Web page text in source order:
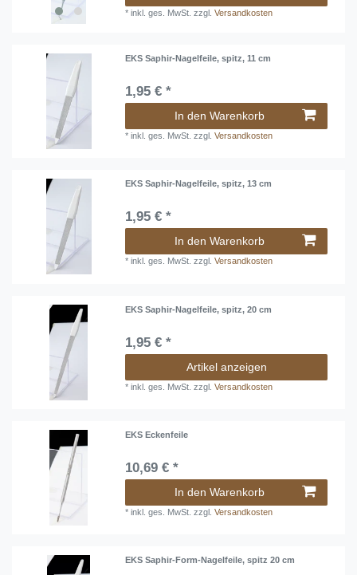
*inkl. ges. MwSt. zzgl.Versandkosten
EKS Saphir-Nagelfeile, spitz, 11 cm
1,95 € *
In den Warenkorb
*inkl. ges. MwSt. zzgl.Versandkosten
EKS Saphir-Nagelfeile, spitz, 13 cm
1,95 € *
In den Warenkorb
*inkl. ges. MwSt. zzgl.Versandkosten
EKS Saphir-Nagelfeile, spitz, 20 cm
1,95 € *
Artikel anzeigen
*inkl. ges. MwSt. zzgl.Versandkosten
EKS Eckenfeile
10,69 € *
In den Warenkorb
*inkl. ges. MwSt. zzgl.Versandkosten
EKS Saphir-Form-Nagelfeile, spitz 20 cm